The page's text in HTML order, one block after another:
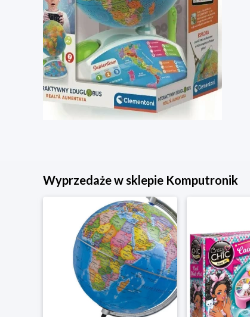
Wyprzedaże w sklepie Komputronik